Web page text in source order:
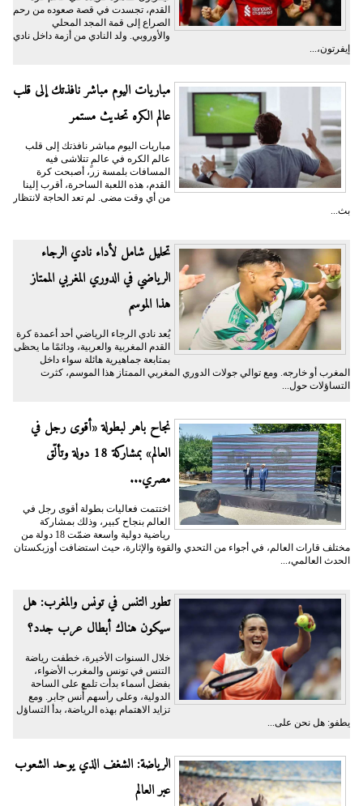
القدم، تجسدت في قصة صعوده من رحم
الصراع إلى قمة المجد المحلي
والأوروبي. ولد النادي من أزمة داخل نادي
إيفرتون،...
مباريات اليوم مباشر نافذتك إلى قلب
عالم الكره تحديث مستمر
مباريات اليوم مباشر نافذتك إلى قلب
عالم الكره في عالمٍ تتلاشى فيه
المسافات بلمسة زر، أصبحت كرة
القدم، هذه اللعبة الساحرة، أقرب إلينا
من أي وقت مضى. لم تعد الحاجة لانتظار
بث...
تحليل شامل لأداء نادي الرجاء
الرياضي في الدوري المغربي الممتاز
هذا الموسم
يُعد نادي الرجاء الرياضي أحد أعمدة كرة
القدم المغربية والعربية، ودائمًا ما يحظى
بمتابعة جماهيرية هائلة سواء داخل
المغرب أو خارجه. ومع توالي جولات الدوري المغربي الممتاز هذا الموسم، كثرت
التساؤلات حول...
نجاح باهر لبطولة «أقوى رجل في
العالم» بمشاركة 18 دولة وتألّق
مصري...
اختتمت فعاليات بطولة أقوى رجل في
العالم بنجاح كبير، وذلك بمشاركة
رياضية دولية واسعة ضمّت 18 دولة من
مختلف قارات العالم، في أجواء من التحدي والقوة والإثارة، حيث استضافت أوزبكستان
الحدث العالمي،...
تطور التنس في تونس والمغرب: هل
سيكون هناك أبطال عرب جدد؟
خلال السنوات الأخيرة، خطفت رياضة
التنس في تونس والمغرب الأضواء،
بفضل أسماء بدأت تلمع على الساحة
الدولية، وعلى رأسهم أُنس جابر. ومع
تزايد الاهتمام بهذه الرياضة، بدأ التساؤل
يطفو: هل نحن على...
الرياضة: الشغف الذي يوحد الشعوب
عبر العالم